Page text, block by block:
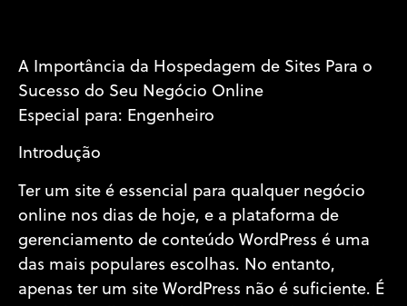
A Importância da Hospedagem de Sites Para o
Sucesso do Seu Negócio Online
Especial para: Engenheiro
Introdução
Ter um site é essencial para qualquer negócio
online nos dias de hoje, e a plataforma de
gerenciamento de conteúdo WordPress é uma
das mais populares escolhas. No entanto,
apenas ter um site WordPress não é suficiente. É